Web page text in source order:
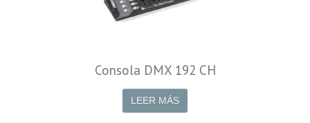
Consola DMX 192 CH
LEER MÁS